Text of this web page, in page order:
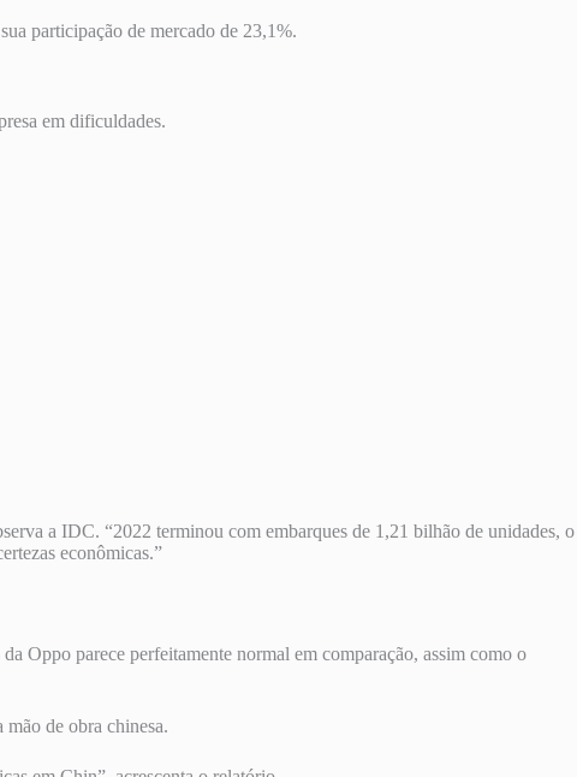
participação de mercado de 23,1%.
em dificuldades.
a IDC. “2022 terminou com embarques de 1,21 bilhão de unidades, o
econômicas.”
Oppo parece perfeitamente normal em comparação, assim como o
de obra chinesa.